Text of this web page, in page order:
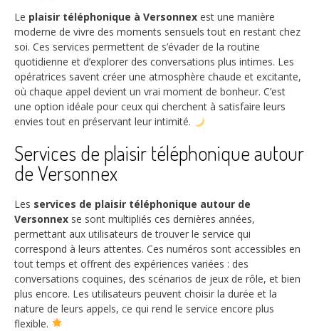
Le plaisir téléphonique à Versonnex est une manière
moderne de vivre des moments sensuels tout en restant chez
soi. Ces services permettent de s’évader de la routine
quotidienne et d’explorer des conversations plus intimes. Les
opératrices savent créer une atmosphère chaude et excitante,
où chaque appel devient un vrai moment de bonheur. C’est
une option idéale pour ceux qui cherchent à satisfaire leurs
envies tout en préservant leur intimité.
Services de plaisir téléphonique autour
de Versonnex
Les services de plaisir téléphonique autour de
Versonnex se sont multipliés ces dernières années,
permettant aux utilisateurs de trouver le service qui
correspond à leurs attentes. Ces numéros sont accessibles en
tout temps et offrent des expériences variées : des
conversations coquines, des scénarios de jeux de rôle, et bien
plus encore. Les utilisateurs peuvent choisir la durée et la
nature de leurs appels, ce qui rend le service encore plus
flexible.